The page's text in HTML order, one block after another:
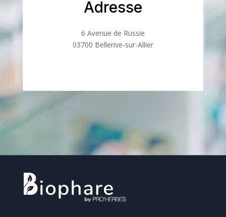
Adresse
6 Avenue de Russie
03700 Bellerive-sur-Allier